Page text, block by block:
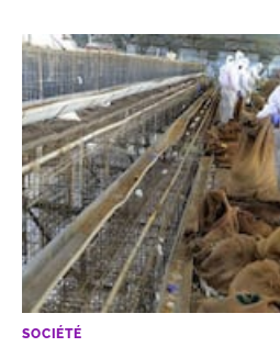
SOCIÉTÉ